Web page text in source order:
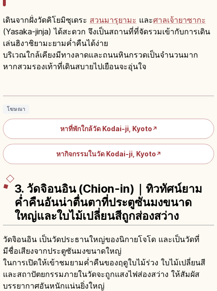
เดินจากฝั่งวัดคิโยมิซุเดระ สวนมารุยามะ และศาลเจ้ายาซากะ
(Yasaka-jinja) ได้สะดวก จึงเป็นสถานที่ที่จัดรวมเข้ากับการเดิน
เล่นฮิงาชิยามะยามค่ำคืนได้ง่าย
บริเวณใกล้เคียงมีทางลาดและถนนหินกรวดเป็นจำนวนมาก
หากสวมรองเท้าที่เดินสบายไปเยือนจะอุ่นใจ
วัดโคไดจิ เกียวโต: เนเนะสร้างปี 1606 ระลึก
โฆษณา
หาที่พักใกล้วัด Kodai-ji, Kyoto ↗
หากิจกรรมในวัด Kodai-ji, Kyoto ↗
3. วัดจิอนอิน (Chion-in)｜ทิวทัศน์ยาม
ค่ำคืนอันน่าตื่นตาที่ประตูซันมงขนาด
ใหญ่และใบไม้เปลี่ยนสีถูกส่องสว่าง
วัดจิอนอิน เป็นวัดประธานใหญ่ของนิกายโจโด และเป็นวัดที่
มีชื่อเสียงจากประตูซันมงขนาดใหญ่
ในการเปิดให้เข้าชมยามค่ำคืนของฤดูใบไม้ร่วง ใบไม้เปลี่ยนสี
และสถาปัตยกรรมภายในวัดจะถูกแสงไฟส่องสว่าง ให้สัมผัส
บรรยากาศอันหนักแน่นยิ่งใหญ่